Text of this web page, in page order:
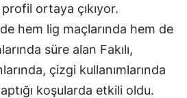
ortaya çıkıyor.
hem lig maçlarında hem de
süre alan Fakılı,
çizgi kullanımlarında
koşularda etkili oldu.